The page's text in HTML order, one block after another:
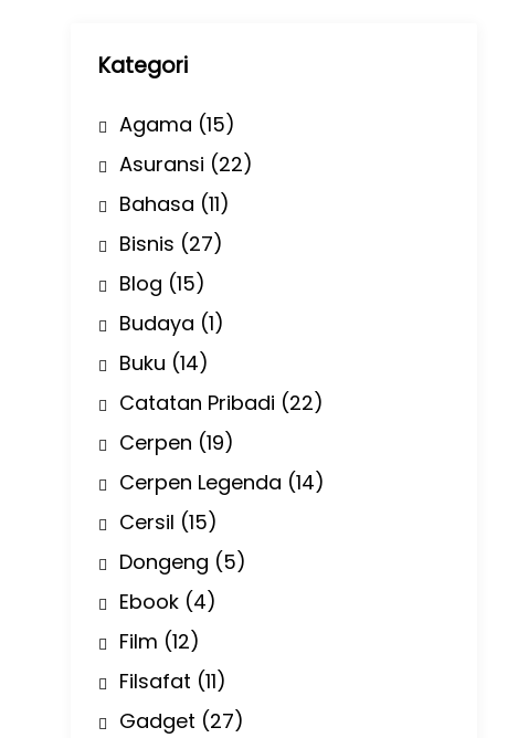
Kategori
Agama (15)
Asuransi (22)
Bahasa (11)
Bisnis (27)
Blog (15)
Budaya (1)
Buku (14)
Catatan Pribadi (22)
Cerpen (19)
Cerpen Legenda (14)
Cersil (15)
Dongeng (5)
Ebook (4)
Film (12)
Filsafat (11)
Gadget (27)